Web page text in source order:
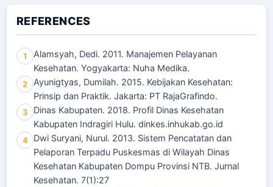
REFERENCES
1
Alamsyah, Dedi. 2011. Manajemen Pelayanan
Kesehatan. Yogyakarta: Nuha Medika.
2
Ayunigtyas, Dumilah. 2015. Kebijakan Kesehatan:
Prinsip dan Praktik. Jakarta: PT RajaGrafindo.
3
Dinas Kabupaten. 2018. Profil Dinas Kesehatan
Kabupaten Indragiri Hulu. dinkes.inhukab.go.id
4
Dwi Suryani, Nurul. 2013. Sistem Pencatatan dan
Pelaporan Terpadu Puskesmas di Wilayah Dinas
Kesehatan Kabupaten Dompu Provinsi NTB. Jurnal
Kesehatan. 7(1):27